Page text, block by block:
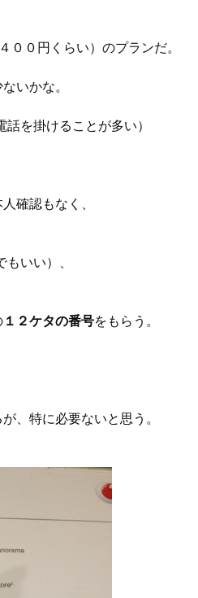
００円くらい）のプランだ。
いかな。
話を掛けることが多い）
確認もなく、
いい）、
１２ケタの番号をもらう。
、特に必要ないと思う。